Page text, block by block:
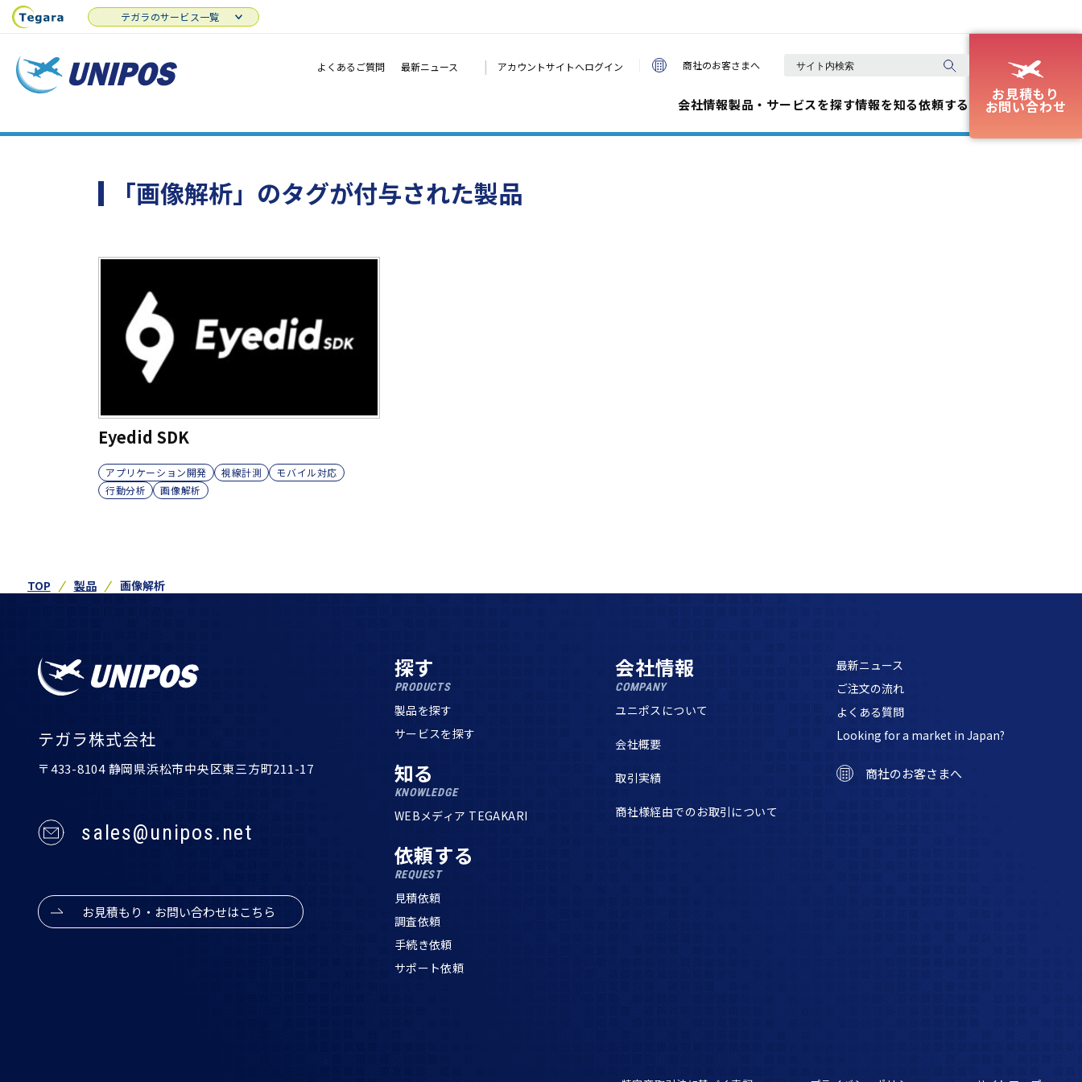
よくあるご質問 最新ニュース | アカウントサイトへログイン 商社のお客さまへ
会社情報製品・サービスを探す情報を知る依頼する
お見積もり
お問い合わせ
テガラのサービス一覧
「画像解析」のタグが付与された製品
Eyedid SDK
アプリケーション開発 視線計測
モバイル対応
行動分析
画像解析
TOP 製品 画像解析
テガラ株式会社
〒433-8104 静岡県浜松市中央区東三方町211-17
sales@unipos.net
お見積もり・お問い合わせはこちら
探す
PRODUCTS
製品を探す
サービスを探す
知る
KNOWLEDGE
WEBメディア TEGAKARI
依頼する
REQUEST
見積依頼
調査依頼
手続き依頼
サポート依頼
会社情報
COMPANY
ユニポスについて
会社概要
取引実績
商社様経由でのお取引について
最新ニュース
ご注文の流れ
よくある質問
Looking for a market in Japan?
商社のお客さまへ